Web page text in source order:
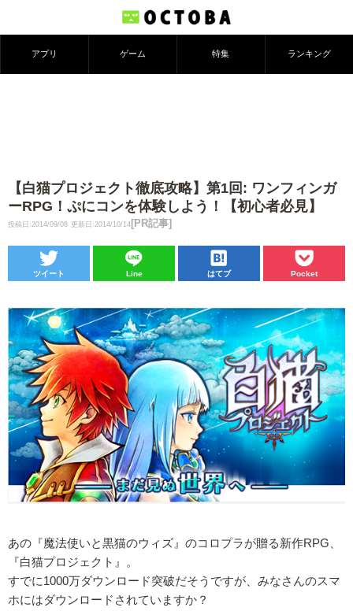
アプリ ゲーム 特集 ランキング
【白猫プロジェクト徹底攻略】第1回: ワンフィンガ
ーRPG！ぷにコンを体験しよう！【初心者必見】
投稿日:2014/09/08 更新日:2014/10/14 [PR記事]
ツイート Line はてブ Pocket
あの『魔法使いと黒猫のウィズ』のコロプラが贈る新作RPG、
『白猫プロジェクト』。
すでに1000万ダウンロード突破だそうですが、みなさんのスマ
ホにはダウンロードされていますか？